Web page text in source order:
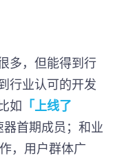
多，但能得到行
行业认可的开发
如 「上线了
器首期成员；和业
，用户群体广